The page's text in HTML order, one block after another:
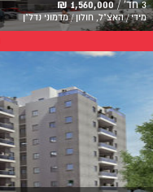
3 חד' / 1,560,000 ₪
מידי / האצ"ל, חולון / מדמוני נדל"ן